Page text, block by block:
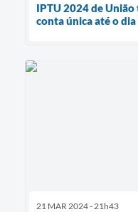
IPTU 2024 de
conta única até o
21 MAR 2024 - 21h43